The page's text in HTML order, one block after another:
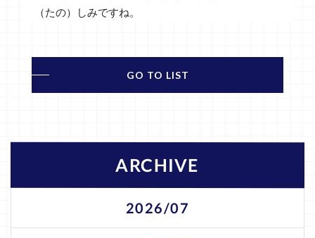
（たの）しみですね。
GO TO LIST
ARCHIVE
2026/07